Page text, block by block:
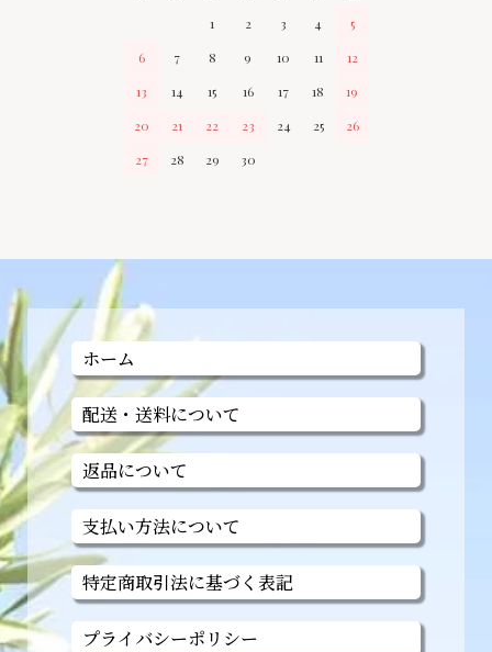
1
2 3 4
5
6
7 8 9 10 11
12
13
14 15 16 17 18
19
20
21 22 23 24 25
26
27
28 29 30
ホーム
配送・送料について
返品について
支払い方法について
特定商取引法に基づく表記
プライバシーポリシー